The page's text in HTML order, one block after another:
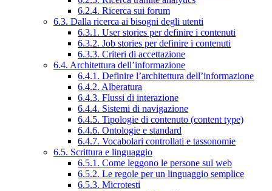
6.2.4. Ricerca sui forum
6.3. Dalla ricerca ai bisogni degli utenti
6.3.1. User stories per definire i contenuti
6.3.2. Job stories per definire i contenuti
6.3.3. Criteri di accettazione
6.4. Architettura dell’informazione
6.4.1. Definire l’architettura dell’informazione
6.4.2. Alberatura
6.4.3. Flussi di interazione
6.4.4. Sistemi di navigazione
6.4.5. Tipologie di contenuto (content type)
6.4.6. Ontologie e standard
6.4.7. Vocabolari controllati e tassonomie
6.5. Scrittura e linguaggio
6.5.1. Come leggono le persone sul web
6.5.2. Le regole per un linguaggio semplice
6.5.3. Microtesti